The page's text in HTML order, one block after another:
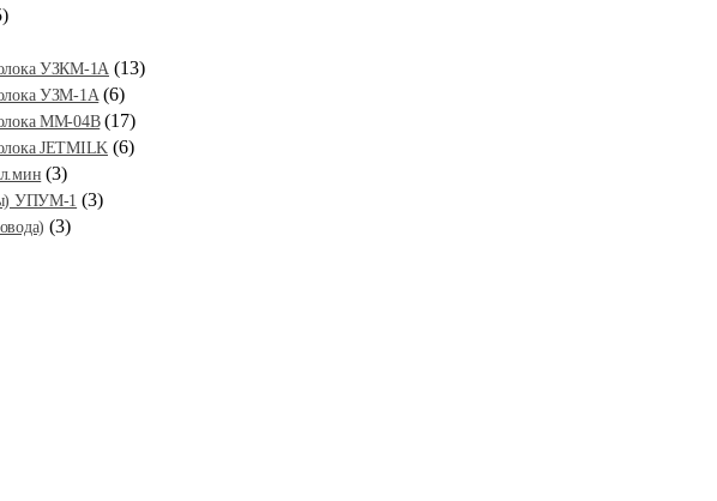
УЗКМ-1А (13)
УЗМ-1А (6)
ММ-04В (17)
JETMILK (6)
(3)
УПУМ-1 (3)
(3)